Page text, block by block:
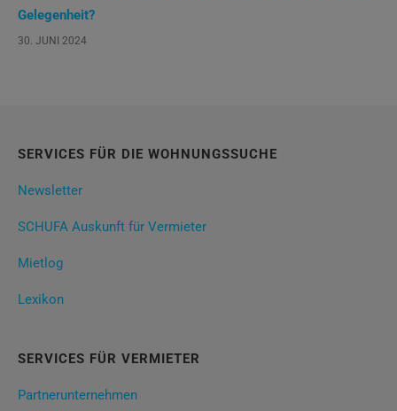
Gelegenheit?
30. JUNI 2024
SERVICES FÜR DIE WOHNUNGSSUCHE
Newsletter
SCHUFA Auskunft für Vermieter
Mietlog
Lexikon
SERVICES FÜR VERMIETER
Partnerunternehmen